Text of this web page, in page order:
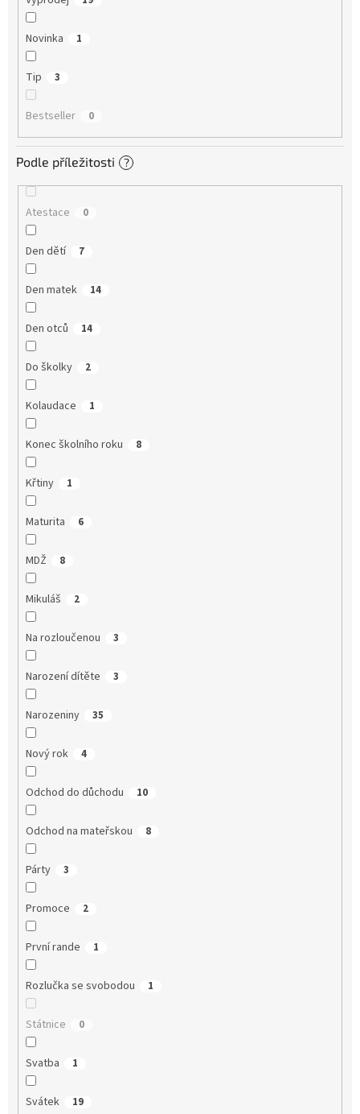
Novinka 1
Tip 3
Bestseller 0
Podle příležitosti ?
Atestace 0
Den dětí 7
Den matek 14
Den otců 14
Do školky 2
Kolaudace 1
Konec školního roku 8
Křtiny 1
Maturita 6
MDŽ 8
Mikuláš 2
Na rozloučenou 3
Narození dítěte 3
Narozeniny 35
Nový rok 4
Odchod do důchodu 10
Odchod na mateřskou 8
Párty 3
Promoce 2
První rande 1
Rozlučka se svobodou 1
Státnice 0
Svatba 1
Svátek 19